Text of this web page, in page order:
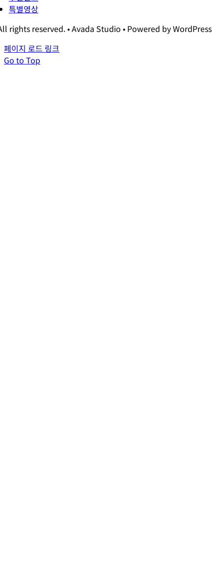
특별영상
rights reserved. • Avada Studio • Powered by WordPress
페이지 로드 링크
Go to Top